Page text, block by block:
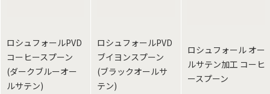
ロシュフォールPVD
コーヒースプーン
(ダークブルーオー
ルサテン)
ロシュフォールPVD
ブイヨンスプーン
(ブラックオールサ
テン)
ロシュフォール オー
ルサテン加工 コーヒ
ースプーン